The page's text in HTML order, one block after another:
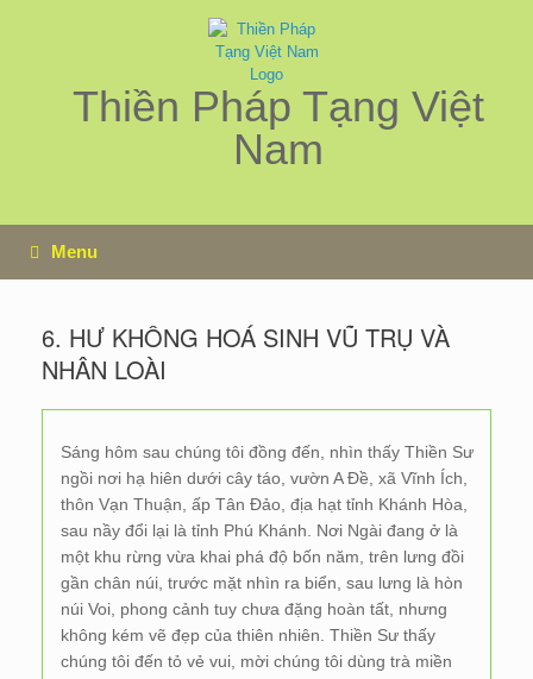
Thiền Pháp Tạng Việt
Nam
Menu
6. HƯ KHÔNG HOÁ SINH VŨ TRỤ VÀ
NHÂN LOÀI
Sáng hôm sau chúng tôi đồng đến, nhìn thấy Thiền Sư
ngồi nơi hạ hiên dưới cây táo, vườn A Đề, xã Vĩnh Ích,
thôn Vạn Thuận, ấp Tân Đảo, địa hạt tỉnh Khánh Hòa,
sau nầy đổi lại là tỉnh Phú Khánh. Nơi Ngài đang ở là
một khu rừng vừa khai phá độ bốn năm, trên lưng đồi
gần chân núi, trước mặt nhìn ra biển, sau lưng là hòn
núi Voi, phong cảnh tuy chưa đặng hoàn tất, nhưng
không kém vẽ đẹp của thiên nhiên. Thiền Sư thấy
chúng tôi đến tỏ vẻ vui, mời chúng tôi dùng trà miền